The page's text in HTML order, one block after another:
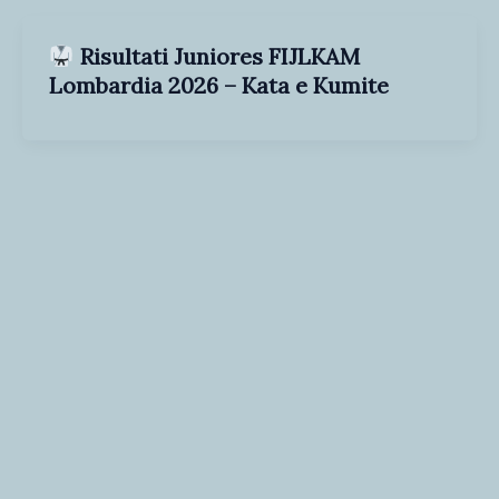
Risultati Juniores FIJLKAM
Lombardia 2026 – Kata e Kumite